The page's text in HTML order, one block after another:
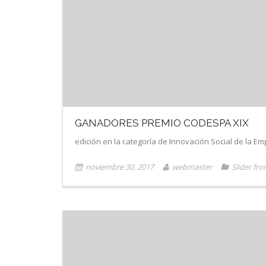
GANADORES PREMIO CODESPA XIX
edición en la categoría de Innovación Social de la
noviembre 30, 2017 webmaster Slider